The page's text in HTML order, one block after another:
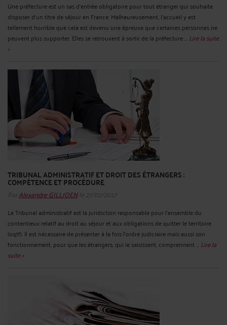
Une préfecture est un sas d’entrée obligatoire pour tout étranger qui souhaite
disposer d’un titre de séjour en France. Malheureusement, l’accueil y est
tellement horrible que cela est devenu une épreuve que certaines personnes ne
peuvent plus supporter. Elles se retrouvent à sortir de la préfecture ... Lire la suite
>
TRIBUNAL ADMINISTRATIF ET DROIT DES ÉTRANGERS :
COMPÉTENCE ET PROCÉDURE
ParAlexandre GILLIOENle 27/02/2017
Le Tribunal administratif est la juridiction responsable pour l’ensemble du
contentieux relatif au droit au séjour et aux obligations de quitter le territoire
(oqtf). Il est nécessaire de présenter à la fois l’ordre judiciaire mais aussi son
fonctionnement, pour que les étrangers, qui le saisissent, comprennent ... Lire la
suite >